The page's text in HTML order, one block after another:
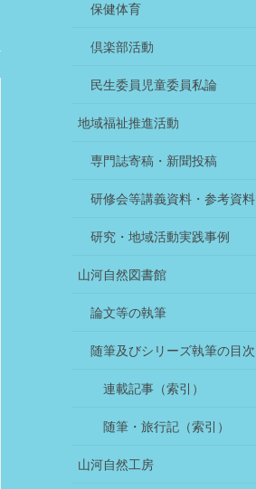
保健体育
倶楽部活動
民生委員児童委員私論
地域福祉推進活動
専門誌寄稿・新聞投稿
研修会等講義資料・参考資料
研究・地域活動実践事例
山河自然図書館
論文等の執筆
随筆及びシリーズ執筆の目次
連載記事（索引）
随筆・旅行記（索引）
山河自然工房